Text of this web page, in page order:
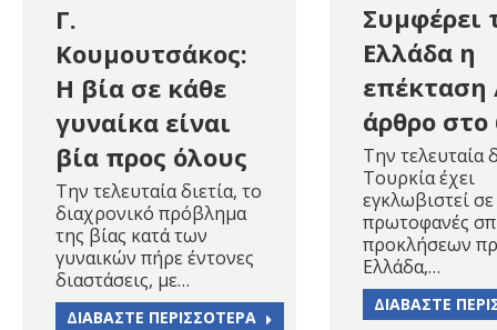
Γ.
Κουμουτσάκος:
Η βία σε κάθε
γυναίκα είναι
βία προς όλους
Την τελευταία διετία, το
διαχρονικό πρόβλημα
της βίας κατά των
γυναικών πήρε έντονες
διαστάσεις, με…
ΔΙΑΒΑΣΤΕ ΠΕΡΙΣΣΟΤΕΡΑ
Συμφέρει
Ελλάδα η
επέκταση
άρθρο στο
Την τελευταία
Τουρκία έχει
εγκλωβιστεί
πρωτοφανές
προκλήσεων
Ελλάδα,…
ΔΙΑΒΑΣΤΕ